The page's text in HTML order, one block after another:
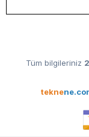
Tüm bilgileriniz
tekne